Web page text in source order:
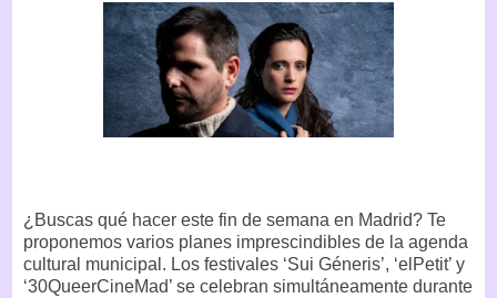
¿Buscas qué hacer este fin de semana en Madrid? Te
proponemos varios planes imprescindibles de la agenda
cultural municipal. Los festivales ‘Sui Géneris’, ‘elPetit’ y
‘30QueerCineMad’ se celebran simultáneamente durante